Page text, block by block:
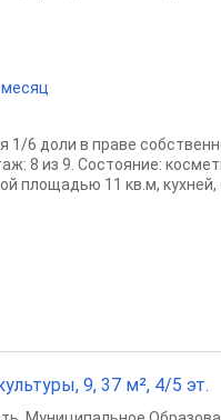
месяц
1/6 доли в праве
8 из 9. Состояние:
площадью 11 кв.м, кухней,
9, 37 м², 4/5 эт.